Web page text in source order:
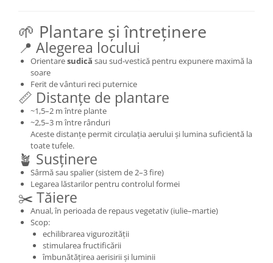
🌱 Plantare și întreținere
📍 Alegerea locului
Orientaresudică sau sud‑vestică pentru expunere maximă la
soare
Ferit de vânturi reci puternice
📏 Distanțe de plantare
~1,5–2 m între plante
~2,5–3 m între rânduri
Aceste distanțe permit circulația aerului și lumina suficientă la
toate tufele.
🪴 Susținere
Sârmă sau spalier (sistem de 2–3 fire)
Legarea lăstarilor pentru controlul formei
✂️ Tăiere
Anual, în perioada de repaus vegetativ (iulie–martie)
Scop:
echilibrarea vigurozității
stimularea fructificării
îmbunătățirea aerisirii și luminii